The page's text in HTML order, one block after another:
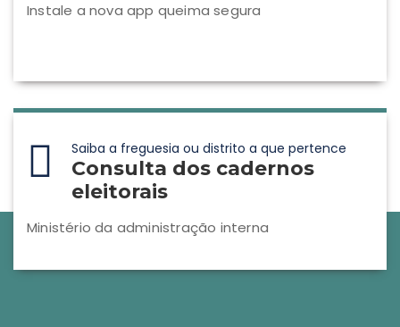
Instale a nova app queima segura
Saiba a freguesia ou distrito a que pertence
Consulta dos cadernos
eleitorais
Ministério da administração interna